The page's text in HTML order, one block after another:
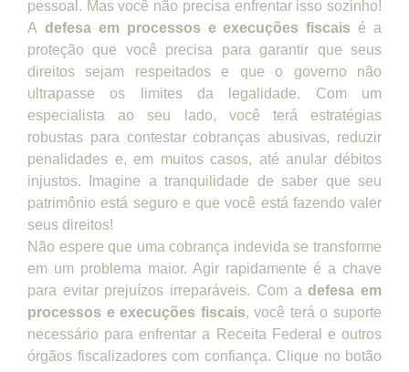
pessoal. Mas você não precisa enfrentar isso sozinho!
A defesa em processos e execuções fiscais é a
proteção que você precisa para garantir que seus
direitos sejam respeitados e que o governo não
ultrapasse os limites da legalidade. Com um
especialista ao seu lado, você terá estratégias
robustas para contestar cobranças abusivas, reduzir
penalidades e, em muitos casos, até anular débitos
injustos. Imagine a tranquilidade de saber que seu
patrimônio está seguro e que você está fazendo valer
seus direitos!
Não espere que uma cobrança indevida se transforme
em um problema maior. Agir rapidamente é a chave
para evitar prejuízos irreparáveis. Com adefesa em
processos e execuções fiscais, você terá o suporte
necessário para enfrentar a Receita Federal e outros
órgãos fiscalizadores com confiança. Clique no botão